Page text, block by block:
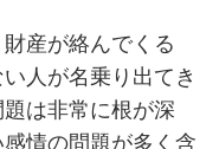
産が絡んでくる
人が名乗り出てき
は非常に根が深
情の問題が多く含